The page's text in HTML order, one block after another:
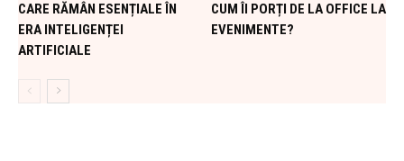
CARE RĂMÂN ESENȚIALE ÎN
ERA INTELIGENȚEI
ARTIFICIALE
CUM ÎI PORȚI DE LA OFFICE LA
EVENIMENTE?